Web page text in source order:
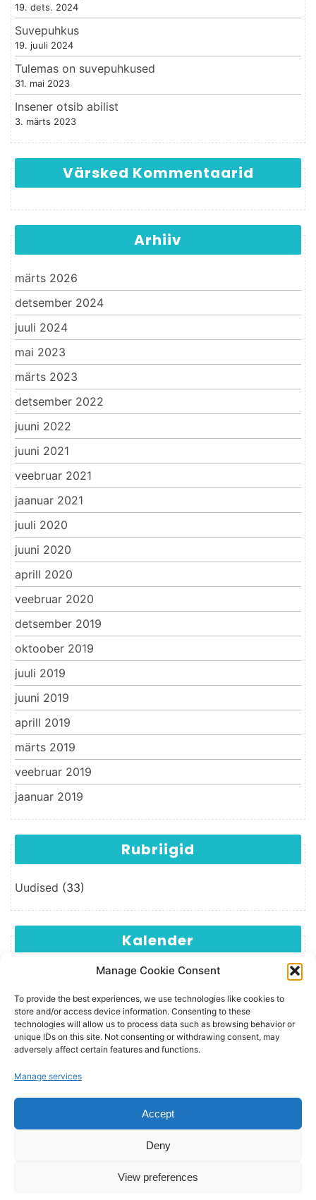
Manage Cookie Consent
To provide the best experiences, we use technologies like cookies to
store and/or access device information. Consenting to these
technologies will allow us to process data such as browsing behavior or
unique IDs on this site. Not consenting or withdrawing consent, may
adversely affect certain features and functions.
Manage services
Accept
Deny
View preferences
19. dets. 2024
Suvepuhkus
19. juuli 2024
Tulemas on suvepuhkused
31. mai 2023
Insener otsib abilist
3. märts 2023
Värsked Kommentaarid
Arhiiv
märts 2026
detsember 2024
juuli 2024
mai 2023
märts 2023
detsember 2022
juuni 2022
juuni 2021
veebruar 2021
jaanuar 2021
juuli 2020
juuni 2020
aprill 2020
veebruar 2020
detsember 2019
oktoober 2019
juuli 2019
juuni 2019
aprill 2019
märts 2019
veebruar 2019
jaanuar 2019
Rubriigid
Uudised (33)
Kalender
jaanuar 2019
K N R
1
2 3 4 5
6
7
8 9 10 11 12
14
15 16 17 18 19
20
21
22 23 24 25